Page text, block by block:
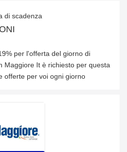
di scadenza
per l'offerta del giorno di
Maggiore It è richiesto per questa
offerte per voi ogni giorno